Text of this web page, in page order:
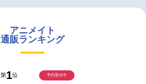
アニメイト
通販ランキング
第1位 予約受付中